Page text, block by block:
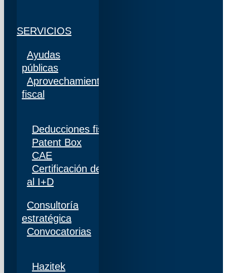
SERVICIOS
Ayudas
públicas
Aprovechamiento
fiscal
Deducciones fiscales
Patent Box
CAE
Certificación de personal adscrito al 100%
al I+D
Consultoría
estratégica
Convocatorias
Hazitek